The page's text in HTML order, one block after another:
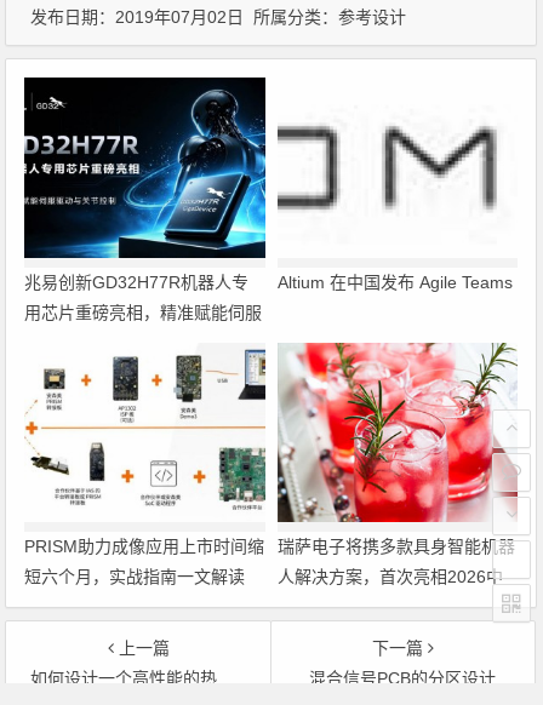
发布日期：2019年07月02日 所属分类：参考设计
兆易创新GD32H77R机器人专
用芯片重磅亮相，精准赋能伺服
Altium 在中国发布 Agile Teams
PRISM助力成像应用上市时间缩
短六个月，实战指南一文解读
瑞萨电子将携多款具身智能机器
人解决方案，首次亮相2026中
国具身智能机器人产业大会
上一篇
如何设计一个高性能的热电制冷控制器
下一篇
混合信号PCB的分区设计